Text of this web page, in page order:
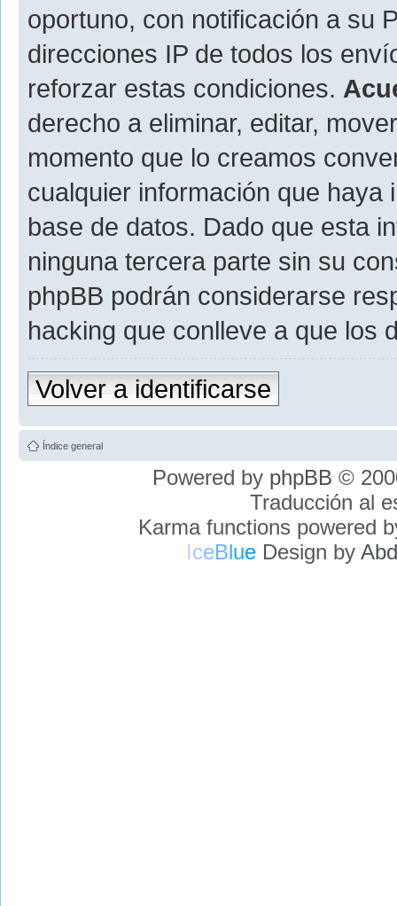
oportuno, con notificación a su
direcciones IP de todos los
reforzar estas condiciones.
derecho a eliminar, editar,
momento que lo creamos
cualquier información que
base de datos. Dado que esta
ninguna tercera parte sin su
phpBB podrán considerarse
hacking que conlleve a que los
Volver a identificarse
Índice general
Powered by phpBB ©
Traducción al
Karma functions powered
IceBlueDesign by